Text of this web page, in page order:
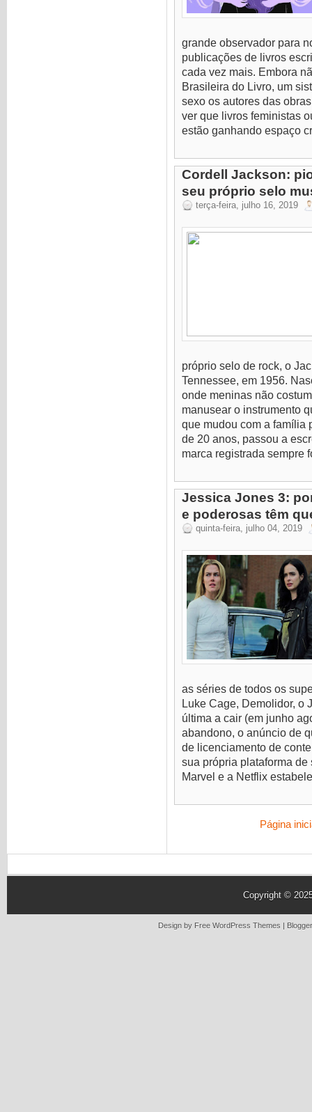
grande observador para
publicações de livros
cada vez mais. Embora
Brasileira do Livro, um
sexo os autores das
ver que livros feministas
estão ganhando espaço
Cordell Jackson:
seu próprio selo
terça-feira, julho 16, 2019
próprio selo de rock, o
Tennessee, em 1956.
onde meninas não
manusear o instrumento
que mudou com a família
de 20 anos, passou a
marca registrada sempre
Jessica Jones 3:
e poderosas têm
quinta-feira, julho 04, 2019
as séries de todos os
Luke Cage, Demolidor, o
última a cair (em junho
abandono, o anúncio de
de licenciamento de
sua própria plataforma
Marvel e a Netflix
Página
Copyright ©
Design by Free WordPress Themes |